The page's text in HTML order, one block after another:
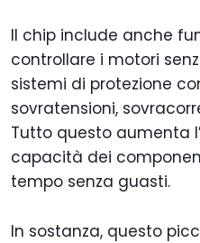
Il chip include anche
controllare i motori
sistemi di protezione
sovratensioni,
Tutto questo aumenta
capacità dei
tempo senza guasti.
In sostanza, questo